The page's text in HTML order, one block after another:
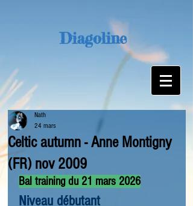
Diagoline
Celtic autumn - Anne Montigny
(FR) nov 2009
Nath
24 mars
Bal training du 21 mars 2026
Niveau débutant